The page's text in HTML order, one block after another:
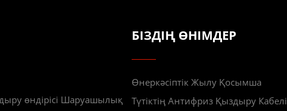
өндірісі Шаруашылық
БІЗДІҢ ӨНІМДЕР
Өнеркәсіптік Жылу Қосымша
Түтіктің Антифриз Қыздыру Кабелі